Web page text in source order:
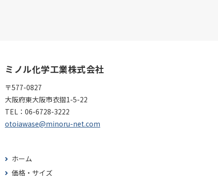
ミノル化学工業株式会社
〒577-0827
大阪府東大阪市衣摺1-5-22
TEL： 06-6728-3222
otoiawase@minoru-net.com
ホーム
価格・サイズ